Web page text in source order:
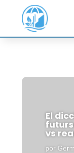
El
vs
por